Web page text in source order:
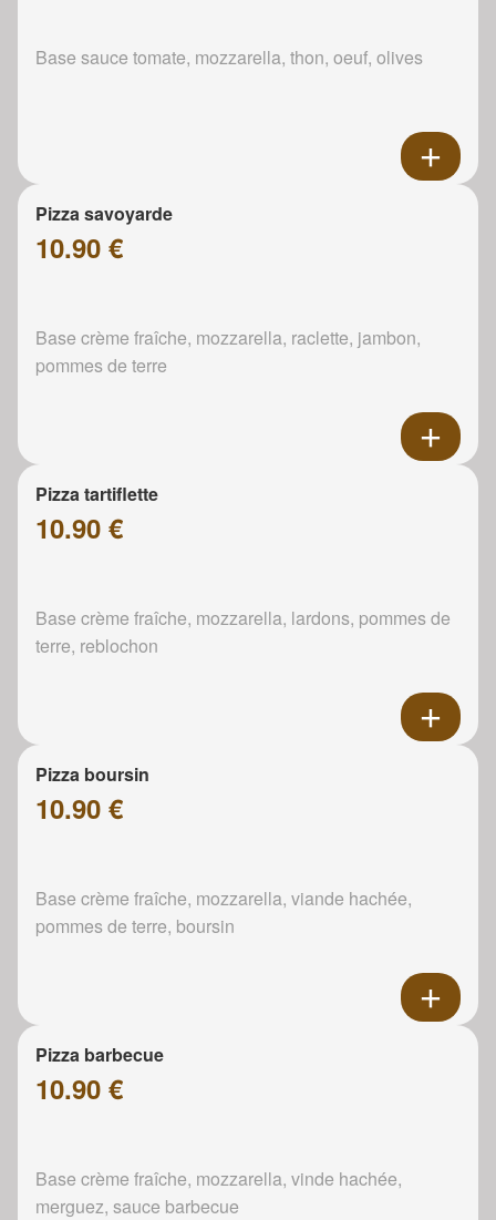
Base sauce tomate, mozzarella, thon, oeuf, olives
Pizza savoyarde
10.90 €
Base crème fraîche, mozzarella, raclette, jambon,
pommes de terre
Pizza tartiflette
10.90 €
Base crème fraîche, mozzarella, lardons, pommes de
terre, reblochon
Pizza boursin
10.90 €
Base crème fraîche, mozzarella, viande hachée,
pommes de terre, boursin
Pizza barbecue
10.90 €
Base crème fraîche, mozzarella, vinde hachée,
merguez, sauce barbecue